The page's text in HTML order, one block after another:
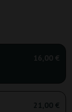
16,00 €
21,00 €